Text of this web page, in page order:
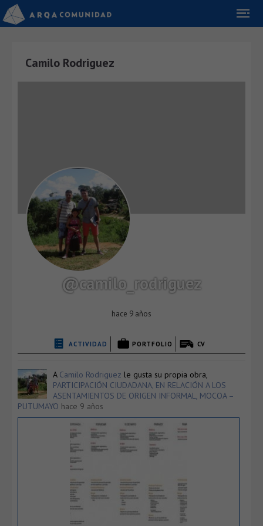
Camilo Rodriguez
@camilo_rodriguez
hace 9 años
ACTIVIDAD PORTFOLIO CV
A Camilo Rodriguez le gusta su propia obra,
PARTICIPACIÓN CIUDADANA, EN RELACIÓN A LOS
ASENTAMIENTOS DE ORIGEN INFORMAL, MOCOA –
PUTUMAYO hace 9 años